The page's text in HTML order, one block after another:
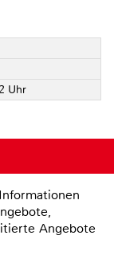
Uhr
Angebote